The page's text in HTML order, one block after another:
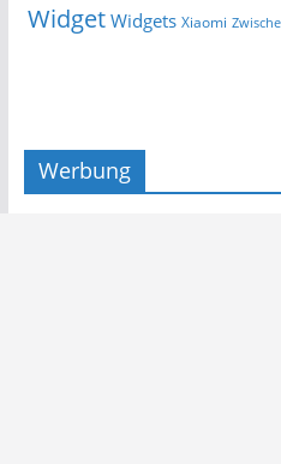
Widget Widgets Xiaomi
Werbung